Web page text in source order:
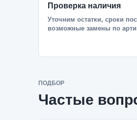
Проверка наличия
Уточним остатки, сроки
возможные замены по
ПОДБОР
Частые